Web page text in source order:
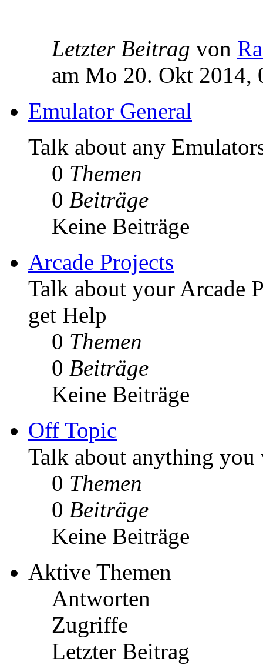
Letzter Beitrag von
am Mo 20. Okt 2014,
Emulator General
Talk about any
0 Themen
0 Beiträge
Keine Beiträge
Arcade Projects
Talk about your Arcade
get Help
0 Themen
0 Beiträge
Keine Beiträge
Off Topic
Talk about anything you
0 Themen
0 Beiträge
Keine Beiträge
Aktive Themen
Antworten
Zugriffe
Letzter Beitrag